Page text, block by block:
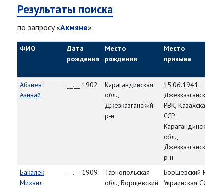
Результаты поиска
по запросу «Акмяне»:
ФИО
Дата
рождения
Место
рождения
Место
призыва
Абзиев
Азивай
__.__.1902
Карагандинская
обл.,
Джезказганский
р-н
15.06.1941,
Джезказганский
РВК, Казахская
ССР,
Карагандинская
обл.,
Джезказганский
р-н
Бакалек
Михаил
__.__.1909
Тарнопольская
обл., Борщевский
Борщевский РВК,
Украинская ССР,